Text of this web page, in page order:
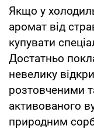
Якщо у
аромат від
купувати
Достатньо
невелику
розтовченими
активованого
природним